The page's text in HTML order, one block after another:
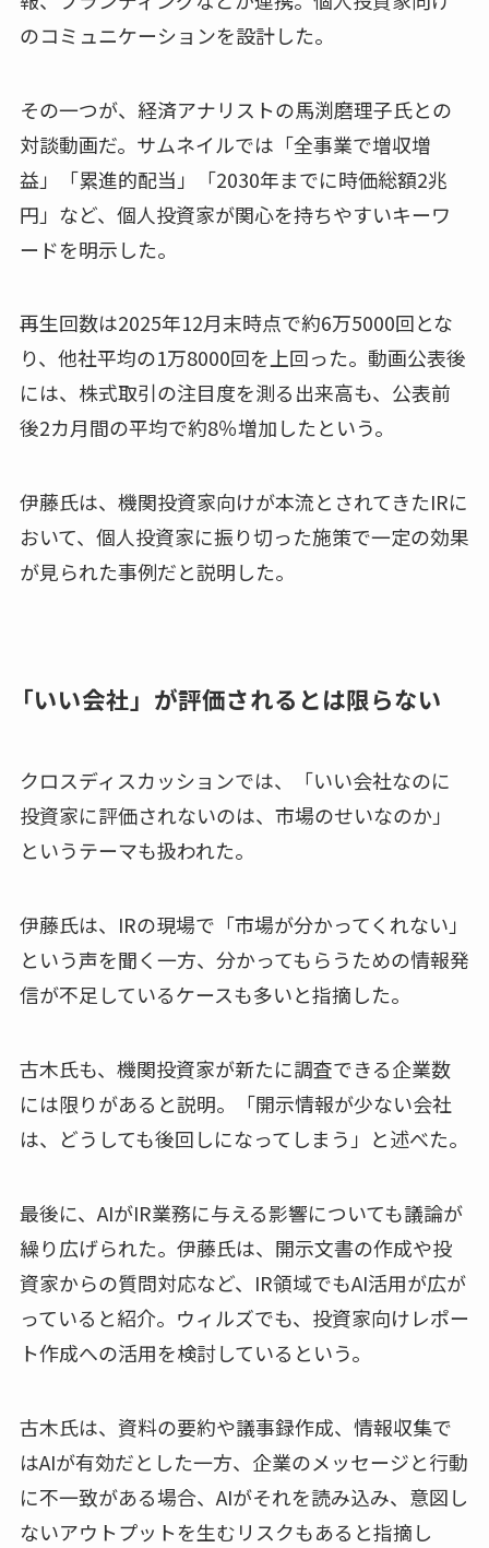
のコミュニケーションを設計した。
その一つが、経済アナリストの馬渕磨理子氏との
対談動画だ。サムネイルでは「全事業で増収増
益」「累進的配当」「2030年までに時価総額2兆
円」など、個人投資家が関心を持ちやすいキーワ
ードを明示した。
再生回数は2025年12月末時点で約6万5000回とな
り、他社平均の1万8000回を上回った。動画公表後
には、株式取引の注目度を測る出来高も、公表前
後2カ月間の平均で約8％増加したという。
伊藤氏は、機関投資家向けが本流とされてきたIRに
おいて、個人投資家に振り切った施策で一定の効果
が見られた事例だと説明した。
「いい会社」が評価されるとは限らない
クロスディスカッションでは、「いい会社なのに
投資家に評価されないのは、市場のせいなのか」
というテーマも扱われた。
伊藤氏は、IRの現場で「市場が分かってくれない」
という声を聞く一方、分かってもらうための情報発
信が不足しているケースも多いと指摘した。
古木氏も、機関投資家が新たに調査できる企業数
には限りがあると説明。「開示情報が少ない会社
は、どうしても後回しになってしまう」と述べた。
最後に、AIがIR業務に与える影響についても議論が
繰り広げられた。伊藤氏は、開示文書の作成や投
資家からの質問対応など、IR領域でもAI活用が広が
っていると紹介。ウィルズでも、投資家向けレポー
ト作成への活用を検討しているという。
古木氏は、資料の要約や議事録作成、情報収集で
はAIが有効だとした一方、企業のメッセージと行動
に不一致がある場合、AIがそれを読み込み、意図し
ないアウトプットを生むリスクもあると指摘し